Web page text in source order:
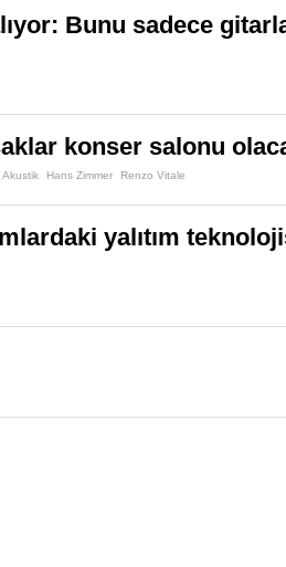
Bunu sadece
konser salonu
Akustik Hans Zimmer Renzo Vitale
yalıtım